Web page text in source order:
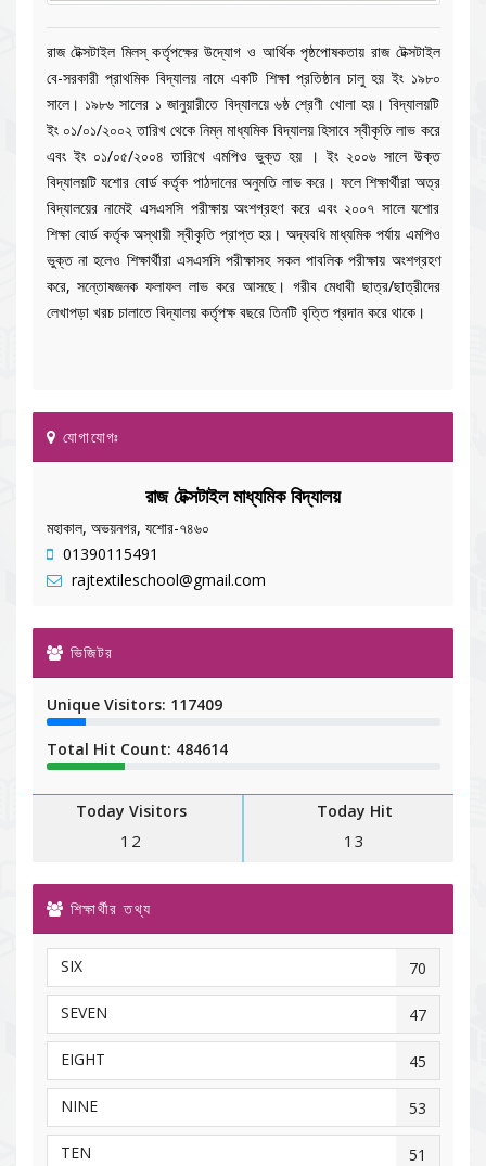
রাজ টেক্সটাইল মিলস্ কর্তৃপক্ষের উদ্যোগ ও আর্থিক পৃষ্ঠপোষকতায় রাজ টেক্সটাইল
বে-সরকারী প্রাথমিক বিদ্যালয় নামে একটি শিক্ষা প্রতিষ্ঠান চালু হয় ইং ১৯৮০
সালে। ১৯৮৬ সালের ১ জানুয়ারীতে বিদ্যালয়ে ৬ষ্ঠ শ্রেণী খোলা হয়। বিদ্যালয়টি
ইং ০১/০১/২০০২ তারিখ থেকে নিম্ন মাধ্যমিক বিদ্যালয় হিসাবে স্বীকৃতি লাভ করে
এবং ইং ০১/০৫/২০০৪ তারিখে এমপিও ভুক্ত হয় । ইং ২০০৬ সালে উক্ত
বিদ্যালয়টি যশোর বোর্ড কর্তৃক পাঠদানের অনুমতি লাভ করে। ফলে শিক্ষার্থীরা অত্র
বিদ্যালয়ের নামেই এসএসসি পরীক্ষায় অংশগ্রহণ করে এবং ২০০৭ সালে যশোর
শিক্ষা বোর্ড কর্তৃক অস্থায়ী স্বীকৃতি প্রাপ্ত হয়। অদ্যবধি মাধ্যমিক পর্যায় এমপিও
ভুক্ত না হলেও শিক্ষার্থীরা এসএসসি পরীক্ষাসহ সকল পাবলিক পরীক্ষায় অংশগ্রহণ
করে, সন্তোষজনক ফলাফল লাভ করে আসছে। গরীব মেধাবী ছাত্র/ছাত্রীদের
লেখাপড়া খরচ চালাতে বিদ্যালয় কর্তৃপক্ষ বছরে তিনটি বৃত্তি প্রদান করে থাকে।
যোগাযোগঃ
রাজ টেক্সটাইল মাধ্যমিক বিদ্যালয়
মহাকাল, অভয়নগর, যশোর-৭৪৬০
01390115491
rajtextileschool@gmail.com
ভিজিটর
Unique Visitors: 117409
Total Hit Count: 484614
Today Visitors
12
Today Hit
13
শিক্ষার্থীর তথ্য
SIX 70
SEVEN 47
EIGHT 45
NINE 53
TEN 51